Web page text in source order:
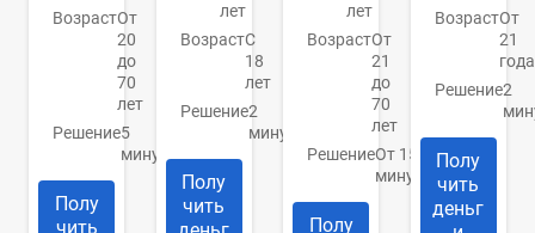
ВозрастОт
20
до
70
лет
Решение5
минут
Полу
чить
лет
ВозрастС
18
лет
Решение2
минуты
Полу
чить
лет
ВозрастОт
21
до
70
лет
РешениеОт 15
минут
Полу
ВозрастОт
21
года
Решение2
Полу
чить
деньг